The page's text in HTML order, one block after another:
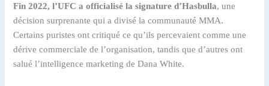
Fin 2022, l’UFC a officialisé la signature d’Hasbulla, une
décision surprenante qui a divisé la communauté MMA.
Certains puristes ont critiqué ce qu’ils percevaient comme une
dérive commerciale de l’organisation, tandis que d’autres ont
salué l’intelligence marketing de Dana White.